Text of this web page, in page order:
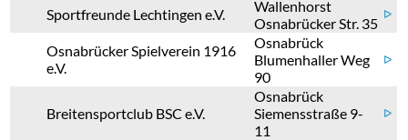
Sportfreunde Lechtingen e.V.
Wallenhorst
Osnabrücker Str. 35
ᐅ
Osnabrücker Spielverein 1916
e.V.
Osnabrück
Blumenhaller Weg
90
ᐅ
Breitensportclub BSC e.V.
Osnabrück
Siemensstraße 9-
11
ᐅ